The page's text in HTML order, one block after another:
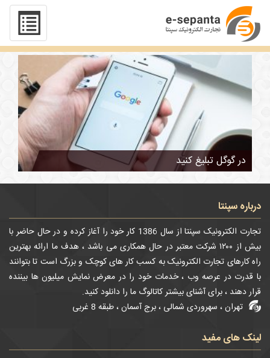
تگ : خدمات تبلیغات گوگل
در گوگل تبلیغ کنید
درباره سپنتا
تجارت الکترونیک سپنتا از سال 1386 کار خود را آغاز کرده و در حال حاضر با
بیش از ۱۲۰۰ شرکت معتبر در حال همکاری می باشد ، هدف ما ارائه بهترین
راه کارهای تجارت الکترونیک به کسب کار های کوچک و بزرگ است تا بتوانند
با قدرت در عرصه وب ، خدمات خود را در معرض نمایش میلیون ها بیننده
قرار دهند ، برای آشنای بیشتر کاتالوگ ما را دانلود کنید.
تهران ، سهروردی شمالی ، برج آسمان ، طبقه 8 غربی
لینک های مفید